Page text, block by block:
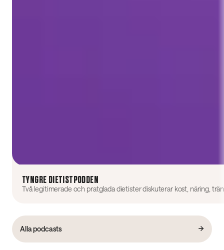
TYNGRE DIETISTPODDEN
Alla podcasts